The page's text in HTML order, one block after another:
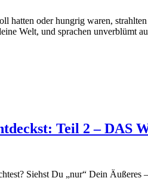
hatten oder hungrig waren,
Welt, und sprachen
Teil 2 – DAS
Siehst Du „nur“ Dein